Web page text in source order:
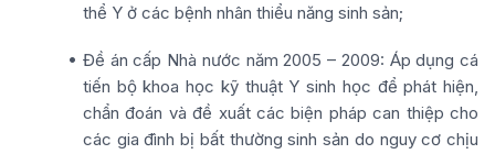
thể Y ở các bệnh nhân thiểu năng sinh sản;
Đề án cấp Nhà nước năm 2005 – 2009: Áp dụng cá
tiến bộ khoa học kỹ thuật Y sinh học để phát hiện,
chẩn đoán và đề xuất các biện pháp can thiệp cho
các gia đình bị bất thường sinh sản do nguy cơ chịu